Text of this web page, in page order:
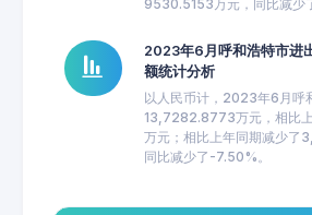
9530.5153万元，同比减少
2023年6月呼和浩特市进
额统计分析
以人民币计，2023年6月呼
13,7282.8773万元，相比
万元；相比上年同期减少了
同比减少了-7.50%。